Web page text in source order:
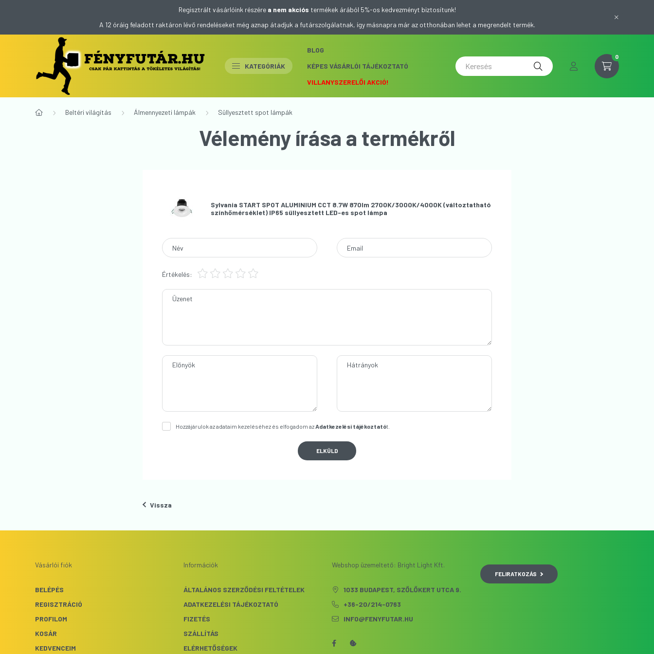
Regisztrált vásárlóink részére a nem akciós termékek árából 5%-os kedvezményt biztosítunk!
A 12 óráig feladott raktáron lévő rendeléseket még aznap átadjuk a futárszolgálatnak, így másnapra már az otthonában lehet a megrendelt termék.
KATEGÓRIÁK
BLOG
KÉPES VÁSÁRLÓI TÁJÉKOZTATÓ
VILLANYSZERELŐI AKCIÓ!
0
Beltéri világítás Álmennyezeti lámpák Süllyesztett spot lámpák
Vélemény írása a termékről
Sylvania START SPOT ALUMINIUM CCT 8.7W 870lm 2700K/3000K/4000K (változtatható
színhőmérséklet) IP65 süllyesztett LED-es spot lámpa
Név Email
Értékelés:
Üzenet
Előnyök Hátrányok
Hozzájárulok az adataim kezeléséhez és elfogadom az Adatkezelési tájékoztatót.
ELKÜLD
Vissza
Vásárlói fiók
BELÉPÉS
REGISZTRÁCIÓ
PROFILOM
KOSÁR
KEDVENCEIM
Információk
ÁLTALÁNOS SZERZŐDÉSI FELTÉTELEK
ADATKEZELÉSI TÁJÉKOZTATÓ
FIZETÉS
SZÁLLÍTÁS
ELÉRHETŐSÉGEK
Webshop üzemeltető: Bright Light Kft.
1033 BUDAPEST, SZŐLŐKERT UTCA 9.
+36-20/214-0763
INFO@FENYFUTAR.HU
FELIRATKOZÁS